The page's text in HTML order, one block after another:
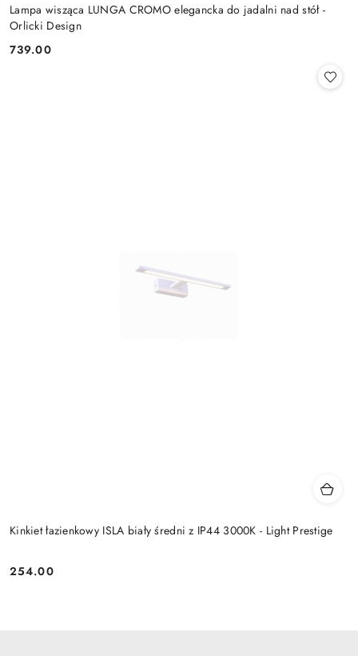
Lampa wisząca LUNGA CROMO elegancka do jadalni nad stół -
Orlicki Design
Cena:
739.00
Kinkiet łazienkowy ISLA biały średni z IP44 3000K - Light Prestige
Cena:
254.00